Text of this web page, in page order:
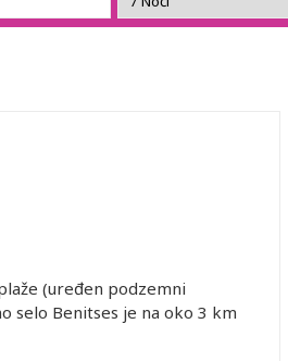
(uređen podzemni
selo Benitses je na oko 3 km